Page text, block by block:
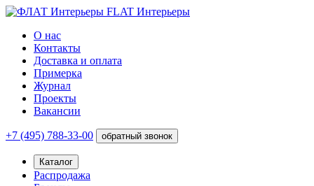
FLAT Интерьеры
О нас
Контакты
Доставка и оплата
Примерка
Журнал
Проекты
Вакансии
+7 (495) 788-33-00 обратный звонок
Каталог
Распродажа